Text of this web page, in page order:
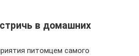
в домашних
питомцем самого